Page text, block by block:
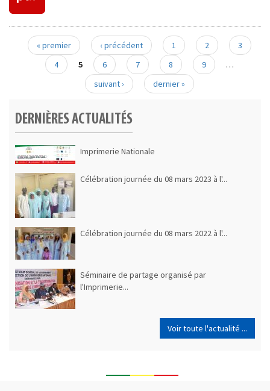
Pages
« premier ‹ précédent 1 2
3
4
5 6 7 8 9
…
suivant ›
dernier »
DERNIÈRES ACTUALITÉS
Imprimerie Nationale
Célébration journée du 08 mars 2023 à l'...
Célébration journée du 08 mars 2022 à l'...
Séminaire de partage organisé par
l'Imprimerie...
Voir toute l'actualité ...